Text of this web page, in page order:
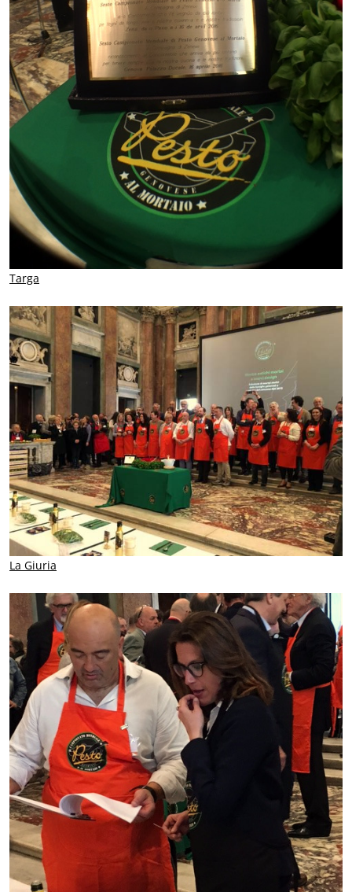
Targa
La Giuria